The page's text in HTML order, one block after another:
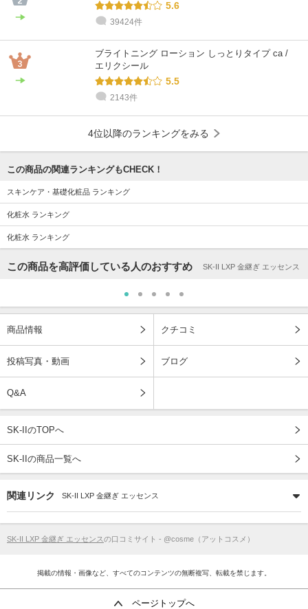
5.6
39424件
ブライトニング ローション しっとりタイプ ca /
エリクシール
5.5
2143件
4位以降のランキングをみる
この商品の関連ランキングもCHECK！
スキンケア・基礎化粧品 ランキング
化粧水 ランキング
化粧水 ランキング
この商品を高評価している人のおすすめ SK-II LXP 金継ぎ エッセンス
商品情報 クチコミ
投稿写真・動画 ブログ
Q&A
SK-IIのTOPへ
SK-IIの商品一覧へ
関連リンク SK-II LXP 金継ぎ エッセンス
SK-II LXP 金継ぎ エッセンスの口コミサイト - @cosme（アットコスメ）
掲載の情報・画像など、すべてのコンテンツの無断複写、転載を禁じます。
ページトップへ